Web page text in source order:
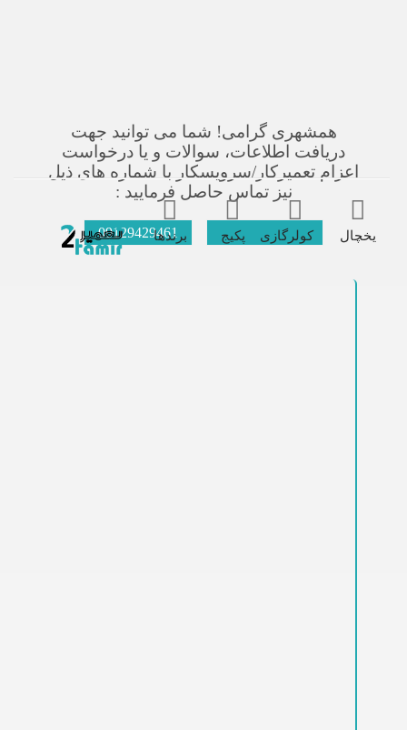
یخچال کولرگازی پکیج برندها
همشهری گرامی! شما می توانید جهت
دریافت اطلاعات، سوالات و یا درخواست
اعزام تعمیرکار/سرویسکار با شماره های ذیل
نیز تماس حاصل فرمایید :
021-66609627
09129429461